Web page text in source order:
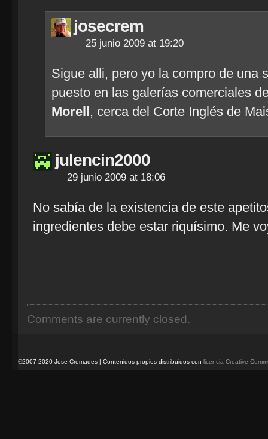
josecrem
25 junio 2009 at 19:20
Sigue alli, pero yo la compro de una
puesto en las galerías comerciales
Morell, cerca del Corte Inglés de
julencin2000
29 junio 2009 at 18:06
No sabía de la existencia de este
ingredientes debe estar riquísimo. Me
Comments are currently closed.
©2007-2020 Jose Cremades | Contenidos propios distribuidos con licencia Creative